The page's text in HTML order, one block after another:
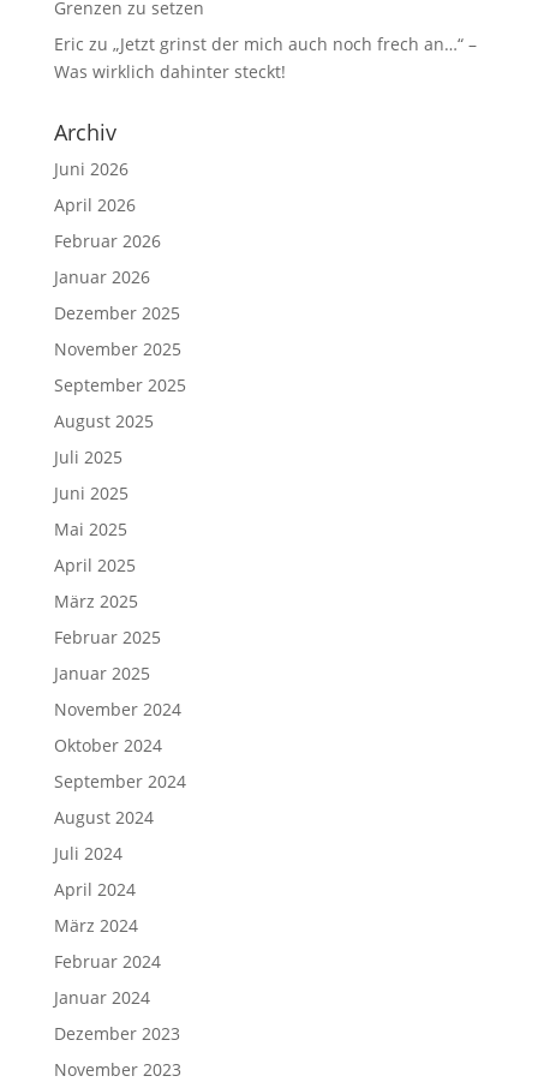
Grenzen zu setzen
Eric zu „Jetzt grinst der mich auch noch frech an…“ –
Was wirklich dahinter steckt!
Archiv
Juni 2026
April 2026
Februar 2026
Januar 2026
Dezember 2025
November 2025
September 2025
August 2025
Juli 2025
Juni 2025
Mai 2025
April 2025
März 2025
Februar 2025
Januar 2025
November 2024
Oktober 2024
September 2024
August 2024
Juli 2024
April 2024
März 2024
Februar 2024
Januar 2024
Dezember 2023
November 2023